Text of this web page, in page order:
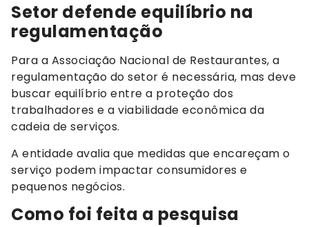
Setor defende equilíbrio na
regulamentação
Para a Associação Nacional de Restaurantes, a
regulamentação do setor é necessária, mas deve
buscar equilíbrio entre a proteção dos
trabalhadores e a viabilidade econômica da
cadeia de serviços.
A entidade avalia que medidas que encareçam o
serviço podem impactar consumidores e
pequenos negócios.
Como foi feita a pesquisa